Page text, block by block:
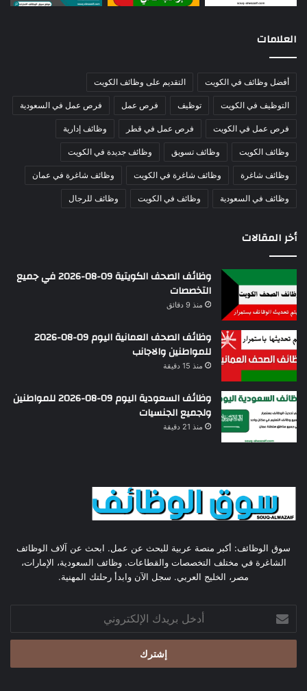
العلامات
أفضل وظائف في الكويت التقديم على وظائف الكويت
التوظيف في الكويت توظيف فرص عمل فرص عمل في السعودية
فرص عمل في الكويت فرص عمل في قطر وظائف إدارية
وظائف الكويت وظائف تسويق وظائف جديدة في الكويت
وظائف شاغرة وظائف شاغرة في الكويت وظائف شاغرة في عمان
وظائف في السعودية وظائف في الكويت وظائف للرجال
أخر المقالات
وظائف الصحف الكويتية 09-08-2026 في جميع
التخصصات
منذ 9 دقائق
وظائف الصحف العمانية اليوم 09-08-2026
للمواطنين والاجانب
منذ 15 دقيقة
وظائف السعودية اليوم 09-08-2026 للمواطنين
ولجميع الجنسيات
منذ 21 دقيقة
سوق الوظائف: أكبر منصة عربية للبحث عن عمل. ابحث عن آلاف الوظائف
الشاغرة في مختلف التخصصات والقطاعات. وظائف السعودية، الإمارات،
مصر، الخليج العربي. سجل الآن وابدأ رحلتك المهنية.
بريدك
الإلكتروني